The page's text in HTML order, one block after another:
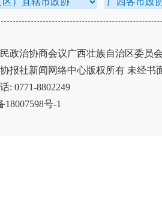
政治协商会议广西壮族自治区委员
报社新闻网络中心版权所有 未经书
: 0771-8802249
18007598号-1